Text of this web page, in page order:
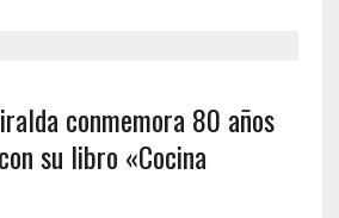
conmemora 80 años
su libro «Cocina